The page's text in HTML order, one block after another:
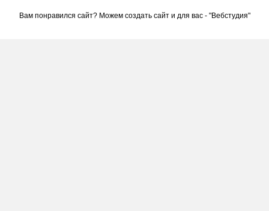
Вам понравился сайт? Можем создать сайт и для вас - "Вебстудия"